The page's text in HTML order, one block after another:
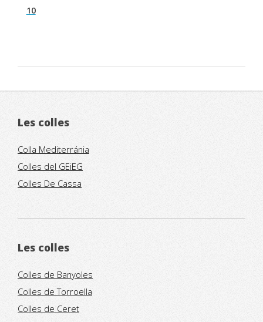
10
Les colles
Colla Mediterránia
Colles del GEiEG
Colles De Cassa
Les colles
Colles de Banyoles
Colles de Torroella
Colles de Ceret